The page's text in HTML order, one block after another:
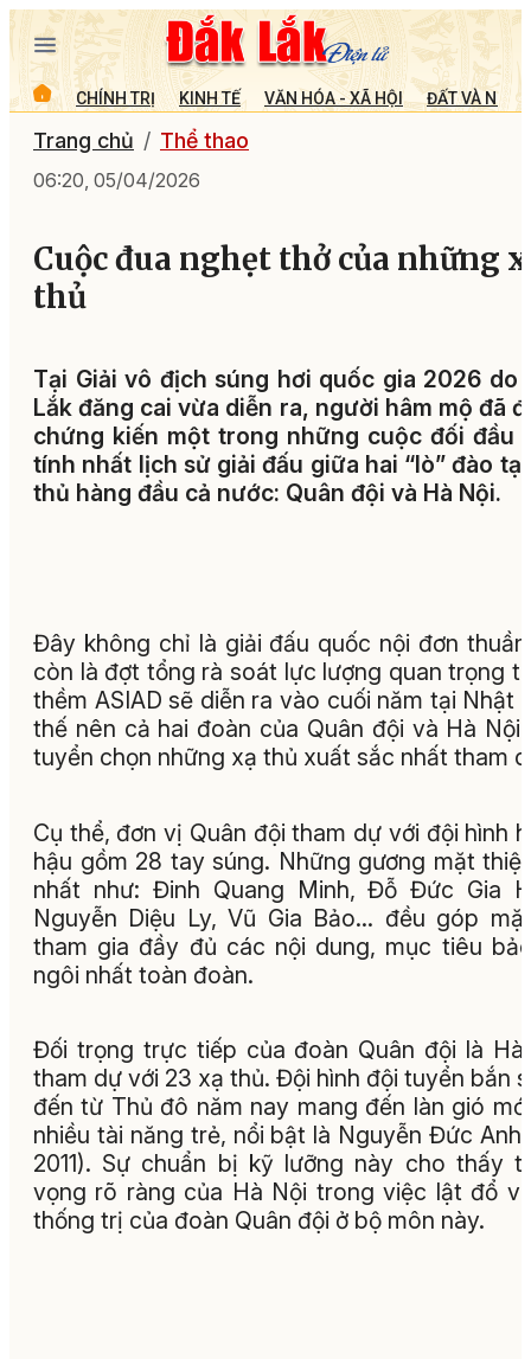
CHÍNH TRỊ KINH TẾ VĂN HÓA - XÃ HỘI ĐẤT VÀ
Trang chủ Thể thao
06:20, 05/04/2026
Cuộc đua nghẹt thở của những
thủ
Tại Giải vô địch súng hơi quốc gia 2026 do
Lắk đăng cai vừa diễn ra, người hâm mộ đã
chứng kiến một trong những cuộc đối đầu
tính nhất lịch sử giải đấu giữa hai “lò” đào
thủ hàng đầu cả nước: Quân đội và Hà Nội.
Đây không chỉ là giải đấu quốc nội đơn
còn là đợt tổng rà soát lực lượng quan trọng
thềm ASIAD sẽ diễn ra vào cuối năm tại Nhật
thế nên cả hai đoàn của Quân đội và Hà Nội
tuyển chọn những xạ thủ xuất sắc nhất tham
Cụ thể, đơn vị Quân đội tham dự với đội hình
hậu gồm 28 tay súng. Những gương mặt
nhất như: Đinh Quang Minh, Đỗ Đức Gia
Nguyễn Diệu Ly, Vũ Gia Bảo... đều góp
tham gia đầy đủ các nội dung, mục tiêu
ngôi nhất toàn đoàn.
Đối trọng trực tiếp của đoàn Quân đội là Hà
tham dự với 23 xạ thủ. Đội hình đội tuyển bắn
đến từ Thủ đô năm nay mang đến làn gió
nhiều tài năng trẻ, nổi bật là Nguyễn Đức Anh
2011). Sự chuẩn bị kỹ lưỡng này cho thấy
vọng rõ ràng của Hà Nội trong việc lật đổ
thống trị của đoàn Quân đội ở bộ môn này.